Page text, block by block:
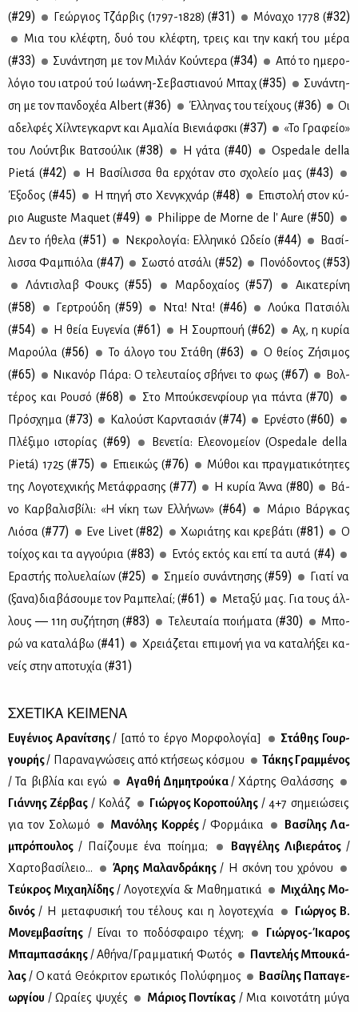
(#29) Γε­ώρ­γιος Τζάρ­βις (1797-1828) (#31) Μό­να­χο 1778 (#32)
Mια του κλέ­φτη, δυό του κλέ­φτη, τρεις και την κα­κή του μέ­ρα
(#33) Συ­νά­ντη­ση με τον Μι­λάν Κού­ντε­ρα (#34)
Από το ημε­ρο­
λό­γιο του ια­τρού τού Ιω­άν­νη-Σε­βα­στια­νού Μπαχ (#35)
Συ­νά­ντη­
ση με τον παν­δο­χέα Albert (#36) Έλ­λη­νας του τεί­χους (#36)
Οι
αδελ­φές Χίλ­ντε­γκαρντ και Aμα­λία Βιε­νιάφ­σκι (#37)
«Το Γρα­φείο»
του Λού­ντ­βικ Βα­τσού­λικ (#38) Η γά­τα (#40)
Ospedale della
Pietá (#42) H Bα­σί­λισ­σα θα ερ­χό­ταν στο σχο­λείο μας (#43)
Έξο­δος (#45) Η πη­γή στο Χεν­γκ­χνάρ (#48)
Επι­στο­λή στον κύ­
ριο Auguste Maquet (#49) Philippe de Morne de l' Aure (#50)
Δεν το ήθε­λα (#51) Νε­κρο­λο­γία: Ελ­λη­νι­κό Ωδείο (#44)
Βα­σί­
λισ­σα Φα­μπιό­λα (#47) Σω­στό ατσά­λι (#52) Πο­νό­δο­ντος (#53)
Λά­ντι­σλαβ Φουκς (#55) Μαρ­δο­χαί­ος (#57)
Αι­κα­τε­ρί­νη
(#58) Γερ­τρού­δη (#59) Ντα! Ντα! (#46)
Λού­κα Πα­τσιό­λι
(#54) Η θεία Ευ­γε­νία (#61) Η Σουρ­πουή (#62)
Αχ, η κυ­ρία
Μα­ρού­λα (#56) Το άλο­γο του Στά­θη (#63)
Ο θεί­ος Zή­σι­μος
(#65) Νι­κα­νόρ Πά­ρα: Ο τε­λευ­ταί­ος σβή­νει το φως (#67)
Βολ­
τέ­ρος και Ρου­σό (#68) Στο Μπούκ­σεν­φί­ουρ για πά­ντα (#70)
Πρό­σχη­μα (#73) Κα­λούστ Καρ­ντα­σιάν (#74) Ερ­νέ­στο (#60)
Πλέ­ξι­μο ιστο­ρί­ας (#69)
Βε­νε­τία: Ελε­ο­νο­μεί­ον (Ospedale della
Pietá) 1725 (#75) Επιει­κώς (#76)
Μύ­θοι και πραγ­μα­τι­κό­τη­τες
της Λο­γο­τε­χνι­κής Με­τά­φρα­σης (#77) Η κυ­ρία Άν­να (#80)
Βά­
νο Καρ­βα­λι­σβί­λι: «Η νί­κη των Ελ­λή­νων» (#64)
Μά­ριο Βάρ­γκας
Λιό­σα (#77) Eve Livet (#82) Χω­ριά­της και κρε­βά­τι (#81)
Ο
τοί­χος και τα αγ­γού­ρια (#83) Εντός εκτός και επί τα αυ­τά (#4)
Ερα­στής πο­λυ­ε­λαί­ων (#25) Ση­μείο συ­νά­ντη­σης (#59)
Για­τί να
(ξα­να)δια­βά­σου­με τον Ρα­μπε­λαί; (#61)
Με­τα­ξύ μας. Για τους άλ­
λους ― 11η συ­ζή­τη­ση (#83) Tε­λευ­ταία ποι­ή­μα­τα (#30)
Μπο­
ρώ να κα­τα­λά­βω (#41)
Χρειά­ζε­ται επι­μο­νή για να κα­τα­λή­ξει κα­
νείς στην απο­τυ­χία (#31)
ΣΧΕΤΙΚΑ ΚΕΙΜΕΝΑ
Ευ­γέ­νιος Αρα­νί­τσης/ [από το έρ­γο Μορ­φο­λο­γία]
Στά­θης Γουρ­
γου­ρής/ Πα­ρα­να­γνώ­σεις από κτή­σε­ως κό­σμου
Τά­κης Γραμ­μέ­νος
/ Τα βι­βλία και εγώ
Αγα­θή Δη­μη­τρού­κα/ Χάρ­της Θα­λάσ­σης
Γιάν­νης Ζέρ­βας / Κο­λάζ Γιώρ­γος Κο­ρο­πού­λης / 4+7 ση­μειώ­σεις
για τον Σο­λω­μό
Μα­νό­λης Κορ­ρές / Φορ­μάι­κα
Βα­σί­λης Λα­
μπρό­που­λος/ Παί­ζου­με ένα ποί­η­μα; Βαγ­γέ­λης Λι­βιε­ρά­τος /
Χαρ­το­βα­σί­λειο...
Άρης Μα­λαν­δρά­κης/ Η σκό­νη του χρό­νου
Τεύ­κρος Μι­χαη­λί­δης/ Λο­γο­τε­χνία & Μα­θη­μα­τι­κά
Μι­χά­λης Μο­
δι­νός/ Η με­τα­φυ­σι­κή του τέ­λους και η λο­γο­τε­χνία
Γιώρ­γος Β.
Μο­νεμ­βα­σί­της / Εί­ναι το πο­δό­σφαι­ρο τέ­χνη;
Γιώρ­γος-Ίκα­ρος
Μπα­μπα­σά­κης/ Αθή­να/Γραμ­μα­τι­κή Φω­τός
Πα­ντε­λής Μπου­κά­
λας/ Ο κα­τά Θε­ό­κρι­τον ερω­τι­κός Πο­λύ­φη­μος
Βα­σί­λης Πα­πα­γε­
ωρ­γί­ου / Ωραί­ες ψυ­χές Μά­ριος Πο­ντί­κας / Μια κοι­νο­τά­τη μύ­γα